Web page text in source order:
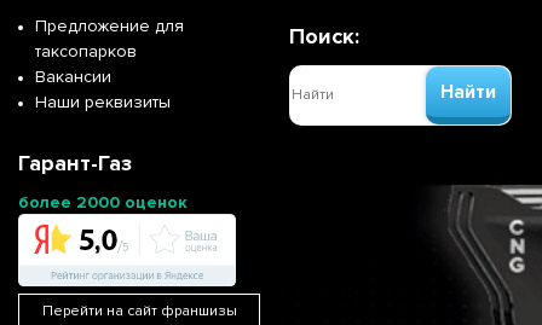
Предложение для
таксопарков
Вакансии
Наши реквизиты
Поиск:
Найти
Гарант-Газ
более 2000 оценок
Перейти на сайт франшизы